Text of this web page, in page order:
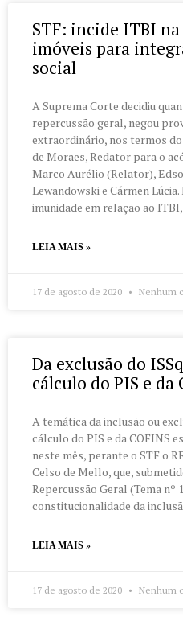
STF: incide ITBI
imóveis para
social
A Suprema Corte decidiu
repercussão geral, negou
extraordinário, nos termos
de Moraes, Redator para o
Marco Aurélio (Relator),
Lewandowski e Cármen
imunidade em relação ao
LEIA MAIS »
17 de agosto de 2020 Nenhum
Da exclusão do
cálculo do PIS e da
A temática da inclusão ou
cálculo do PIS e da COFINS
neste mês, perante o STF o
Celso de Mello, que,
Repercussão Geral (Tema nº
constitucionalidade da
LEIA MAIS »
17 de agosto de 2020 Nenhum